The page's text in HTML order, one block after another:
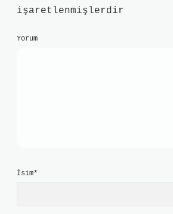
işaretlenmişlerdir
Yorum
İsim*